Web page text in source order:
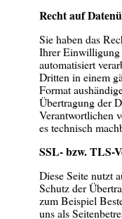
Recht auf
Sie haben das
Ihrer Einwilligung
automatisiert
Dritten in einem
Format
Übertragung der
Verantwortlichen
es technisch
SSL- bzw. TLS-
Diese Seite nutzt
Schutz der
zum Beispiel
uns als